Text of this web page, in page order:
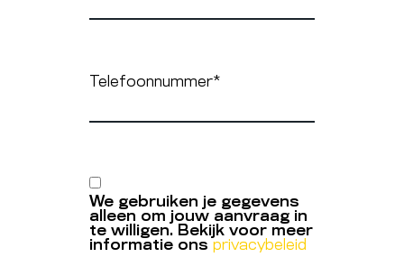
Telefoonnummer*
We gebruiken je gegevens
alleen om jouw aanvraag in
te willigen. Bekijk voor meer
informatie ons privacybeleid